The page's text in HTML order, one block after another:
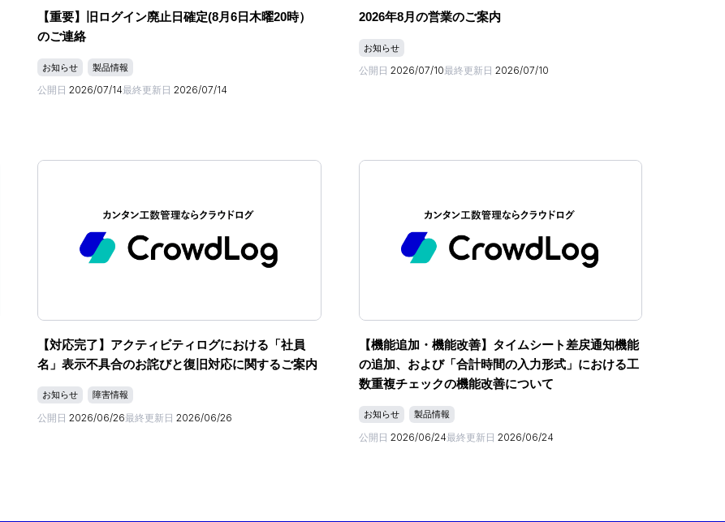
【重要】旧ログイン廃止日確定(8月6日木曜20時）
のご連絡
お知らせ 製品情報
公開日 2026/07/14最終更新日 2026/07/14
2026年8月の営業のご案内
お知らせ
公開日 2026/07/10最終更新日 2026/07/10
【対応完了】アクティビティログにおける「社員
名」表示不具合のお詫びと復旧対応に関するご案内
お知らせ 障害情報
公開日 2026/06/26最終更新日 2026/06/26
【機能追加・機能改善】タイムシート差戻通知機能
の追加、および「合計時間の入力形式」における工
数重複チェックの機能改善について
お知らせ 製品情報
公開日 2026/06/24最終更新日 2026/06/24